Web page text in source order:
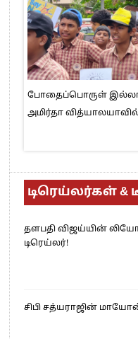
போதைப்பொருள்
அமிர்தா
டிரெய்லர்கள்
தளபதி விஜய்யின்
டிரெய்லர்!
சிபி சத்யராஜின்